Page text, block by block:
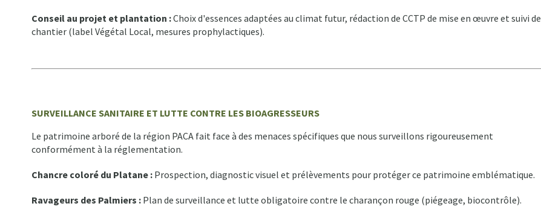
Conseil au projet et plantation :Choix d'essences adaptées au climat futur, rédaction de CCTP de mise en œuvre et suivi de
chantier (label Végétal Local, mesures prophylactiques).
SURVEILLANCE SANITAIRE ET LUTTE CONTRE LES BIOAGRESSEURS
Le patrimoine arboré de la région PACA fait face à des menaces spécifiques que nous surveillons rigoureusement
conformément à la réglementation.
Chancre coloré du Platane : Prospection, diagnostic visuel et prélèvements pour protéger ce patrimoine emblématique.
Ravageurs des Palmiers : Plan de surveillance et lutte obligatoire contre le charançon rouge (piégeage, biocontrôle).